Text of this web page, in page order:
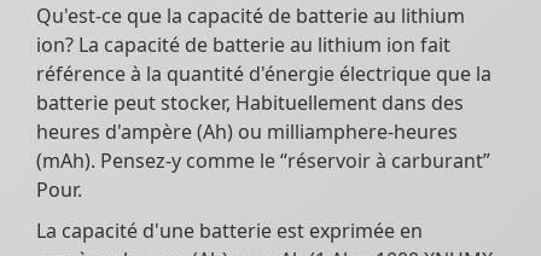
Qu'est-ce que la capacité de batterie au lithium
ion? La capacité de batterie au lithium ion fait
référence à la quantité d'énergie électrique que la
batterie peut stocker, Habituellement dans des
heures d'ampère (Ah) ou milliamphere-heures
(mAh). Pensez-y comme le “réservoir à carburant”
Pour.
La capacité d'une batterie est exprimée en